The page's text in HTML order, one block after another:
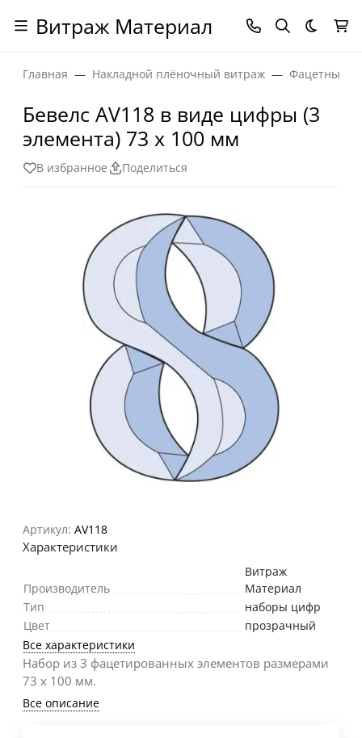
Витраж Материал Темная
Главная Накладной плёночный витраж Фацетные
Бевелс AV118 в виде цифры (3
элемента) 73 х 100 мм
В избранное Поделиться
Артикул: AV118
Характеристики
Производитель
Витраж
Материал
Тип
наборы цифр
Цвет
прозрачный
Все характеристики
Набор из 3 фацетированных элементов размерами
73 х 100 мм.
Все описание